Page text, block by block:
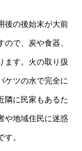
後の後始末が大前
で、炭や食器、
ます。火の取り扱
ケツの水で完全に
隣に民家もあるた
や地域住民に迷惑
。